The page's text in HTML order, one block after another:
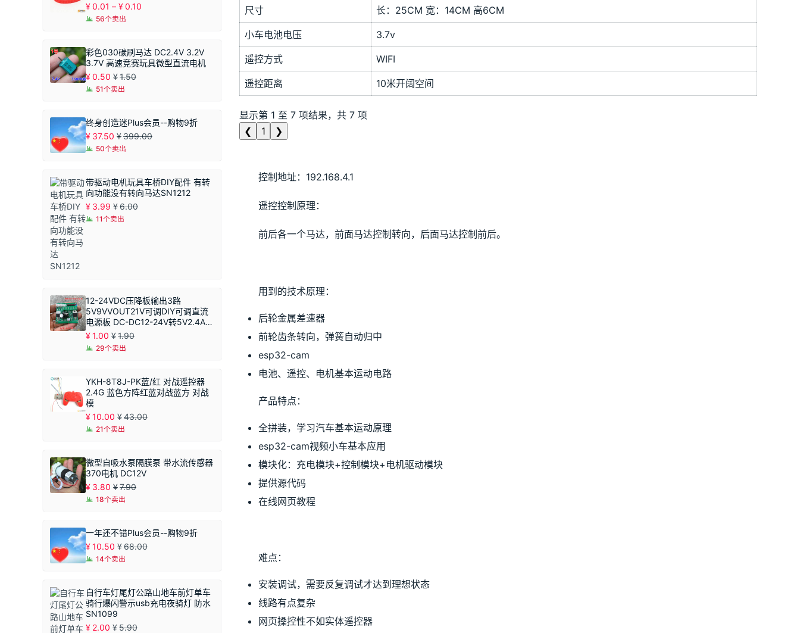
尺寸 长：25CM 宽：14CM 高6CM
小车电池电压 3.7v
遥控方式 WIFI
遥控距离 10米开阔空间
显示第 1 至 7 项结果，共 7 项
❮
1 ❯
控制地址：192.168.4.1
遥控控制原理：
前后各一个马达，前面马达控制转向，后面马达控制前后。
用到的技术原理：
后轮金属差速器
前轮齿条转向，弹簧自动归中
esp32-cam
电池、遥控、电机基本运动电路
产品特点：
全拼装，学习汽车基本运动原理
esp32-cam视频小车基本应用
模块化：充电模块+控制模块+电机驱动模块
提供源代码
在线网页教程
难点：
安装调试，需要反复调试才达到理想状态
线路有点复杂
网页操控性不如实体遥控器
¥0.01 – ¥0.10
¥0.01
至
¥0.10
56个卖出
彩色030碳刷马达 DC2.4V 3.2V
3.7V 高速竞赛玩具微型直流电机
¥0.50 ¥1.50
51个卖出
终身创造迷Plus会员--购物9折
¥ 37.50 ¥399.00
50个卖出
带驱动电机玩具车桥DIY配件 有转
向功能没有转向马达SN1212
¥ 3.99 ¥6.00
11个卖出
12-24VDC压降板输出3路
5V9VVOUT21V可调DIY可调直流
电源板 DC-DC12-24V转5V2.4A恒
压模块 同步整流
¥1.00 ¥1.90
29个卖出
YKH-8T8J-PK蓝/红 对战遥控器
2.4G 蓝色方阵红蓝对战蓝方 对战
模
¥10.00 ¥43.00
21个卖出
微型自吸水泵隔膜泵 带水流传感器
370电机 DC12V
¥ 3.80 ¥7.90
18个卖出
一年还不错Plus会员--购物9折
¥10.50 ¥68.00
14个卖出
自行车灯尾灯公路山地车前灯单车
骑行爆闪警示usb充电夜骑灯 防水
SN1099
¥ 2.00 ¥5.90